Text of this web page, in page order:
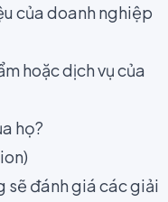
của doanh nghiệp
hoặc dịch vụ của
họ?
sẽ đánh giá các giải